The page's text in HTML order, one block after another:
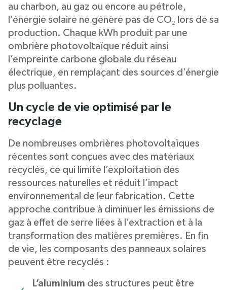
au charbon, au gaz ou encore au pétrole,
l’énergie solaire ne génère pas de CO₂ lors de sa
production. Chaque kWh produit par une
ombrière photovoltaïque réduit ainsi
l’empreinte carbone globale du réseau
électrique, en remplaçant des sources d’énergie
plus polluantes.
Un cycle de vie optimisé par le
recyclage
De nombreuses ombrières photovoltaïques
récentes sont conçues avec des matériaux
recyclés, ce qui limite l’exploitation des
ressources naturelles et réduit l’impact
environnemental de leur fabrication. Cette
approche contribue à diminuer les émissions de
gaz à effet de serre liées à l’extraction et à la
transformation des matières premières. En fin
de vie, les composants des panneaux solaires
peuvent être recyclés :
L’aluminium des structures peut être